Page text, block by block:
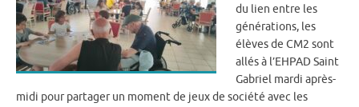
du lien entre les
générations, les
élèves de CM2 sont
allés à l’EHPAD Saint
Gabriel mardi après-
midi pour partager un moment de jeux de société avec les